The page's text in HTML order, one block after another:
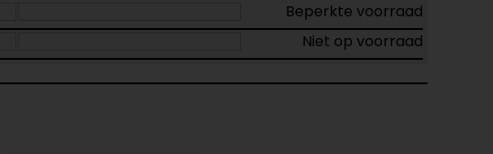
Beperkte voorraad
Niet op voorraad